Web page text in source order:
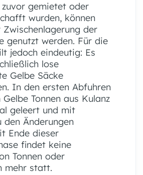
zuvor gemietet oder
wurden, können
der
genutzt werden. Für die
jedoch eindeutig: Es
lose
Gelbe Säcke
In den ersten Abfuhren
Tonnen aus Kulanz
geleert und mit
den Änderungen
Ende dieser
findet keine
Tonnen oder
mehr statt.